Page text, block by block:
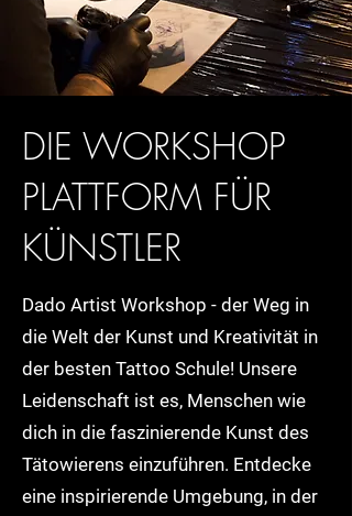
DIE WORKSHOP
PLATTFORM FÜR
KÜNSTLER
Dado Artist Workshop - der Weg in
die Welt der Kunst und Kreativität in
der besten Tattoo Schule! Unsere
Leidenschaft ist es, Menschen wie
dich in die faszinierende Kunst des
Tätowierens einzuführen. Entdecke
eine inspirierende Umgebung, in der